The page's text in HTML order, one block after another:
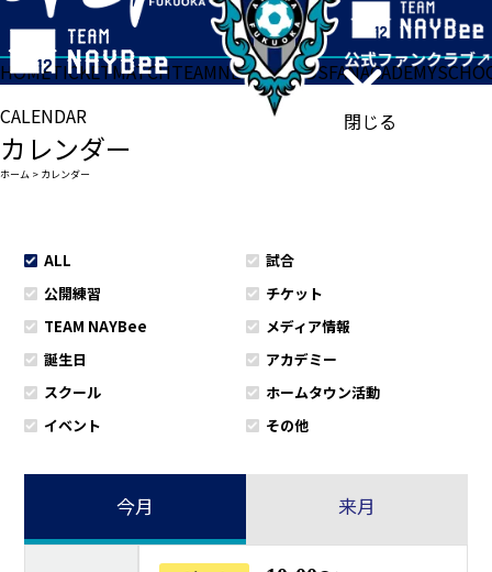
閉じる
HOMETICKETMATCHTEAMNEWSGOODSFANACADEMY
CALENDAR
カレンダー
ホーム > カレンダー
ALL
試合
公開練習
チケット
TEAM NAYBee
メディア情報
誕生日
アカデミー
スクール
ホームタウン活動
イベント
その他
今月 来月